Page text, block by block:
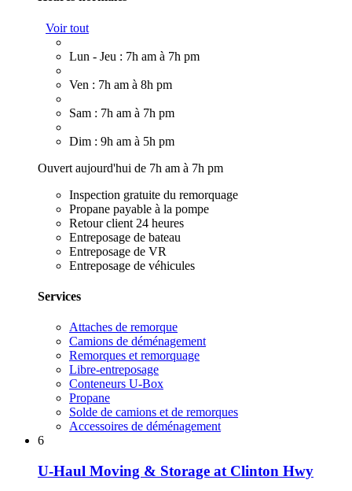
Voir tout
Lun - Jeu : 7h am à 7h pm
Ven : 7h am à 8h pm
Sam : 7h am à 7h pm
Dim : 9h am à 5h pm
Ouvert aujourd'hui de 7h am à 7h pm
Inspection gratuite du remorquage
Propane payable à la pompe
Retour client 24 heures
Entreposage de bateau
Entreposage de VR
Entreposage de véhicules
Services
Attaches de remorque
Camions de déménagement
Remorques et remorquage
Libre-entreposage
Conteneurs U-Box
Propane
Solde de camions et de remorques
Accessoires de déménagement
6
U-Haul Moving & Storage at Clinton Hwy